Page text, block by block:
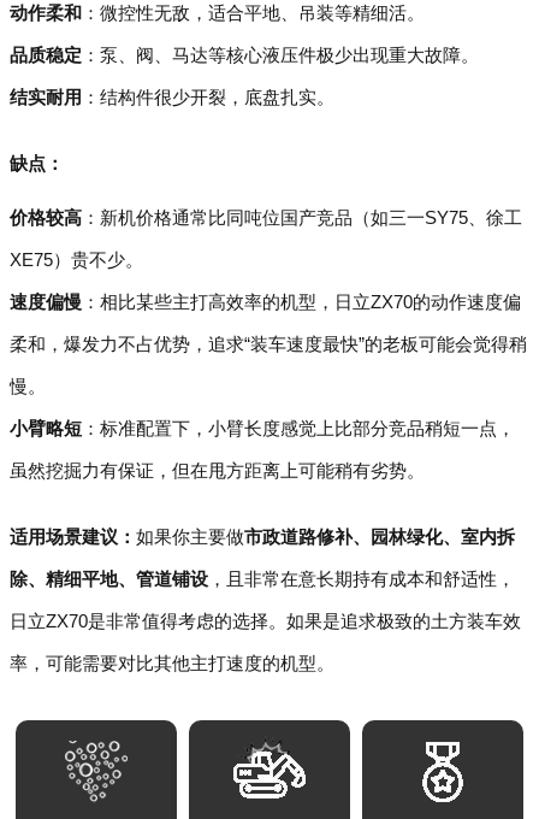
动作柔和 ：微控性无敌，适合平地、吊装等精细活。
品质稳定 ：泵、阀、马达等核心液压件极少出现重大故障。
结实耐用 ：结构件很少开裂，底盘扎实。
缺点：
价格较高 ：新机价格通常比同吨位国产竞品（如三一SY75、徐工
XE75）贵不少。
速度偏慢 ：相比某些主打高效率的机型，日立ZX70的动作速度偏
柔和，爆发力不占优势，追求“装车速度最快”的老板可能会觉得稍
慢。
小臂略短 ：标准配置下，小臂长度感觉上比部分竞品稍短一点，
虽然挖掘力有保证，但在甩方距离上可能稍有劣势。
适用场景建议： 如果你主要做市政道路修补、园林绿化、室内拆
除、精细平地、管道铺设 ，且非常在意长期持有成本和舒适性，
日立ZX70是非常值得考虑的选择。如果是追求极致的土方装车效
率，可能需要对比其他主打速度的机型。